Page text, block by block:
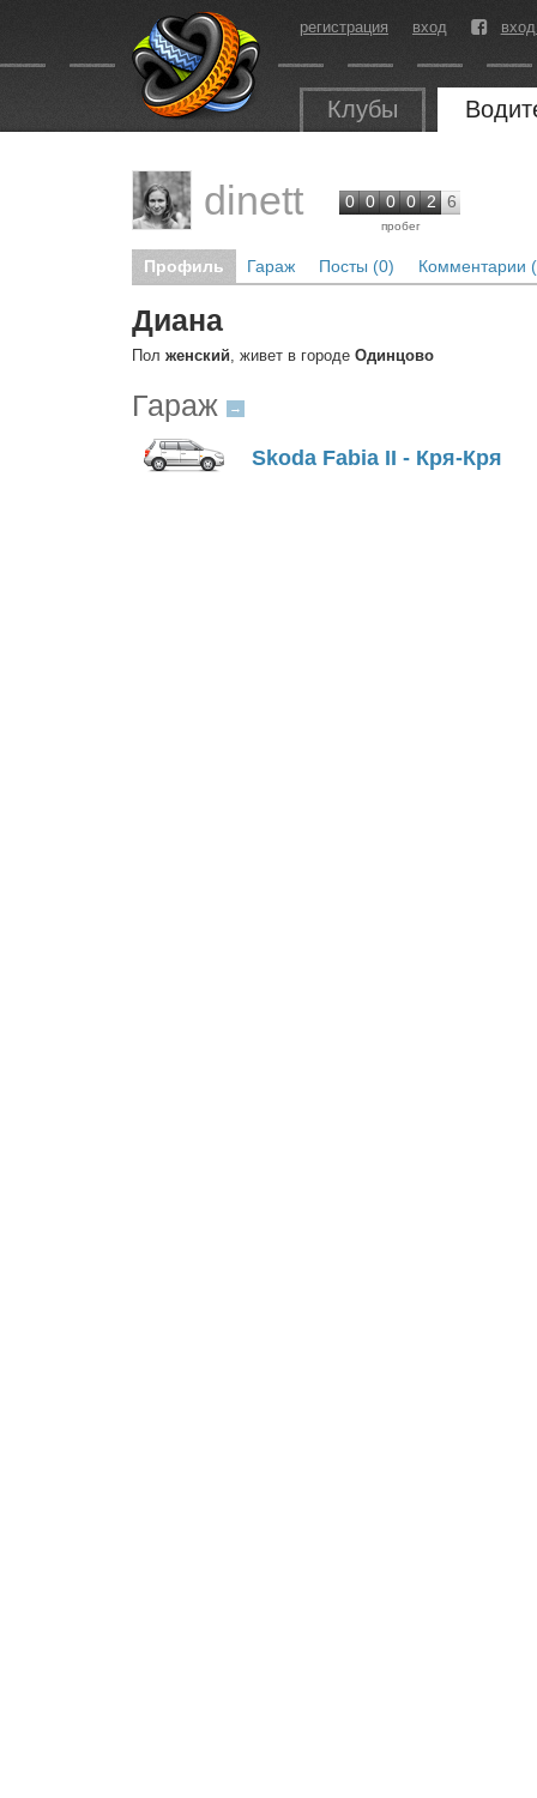
регистрация вход
Клубы
dinett 0 0 0 0 2 6
пробег
Профиль Гараж Посты (0) Комментарии
Диана
Пол женский, живет в городе Одинцово
Гараж →
Skoda Fabia II - Кря-Кря